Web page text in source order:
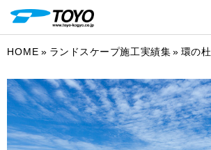
HOME ランドスケープ施工実績集 環の杜